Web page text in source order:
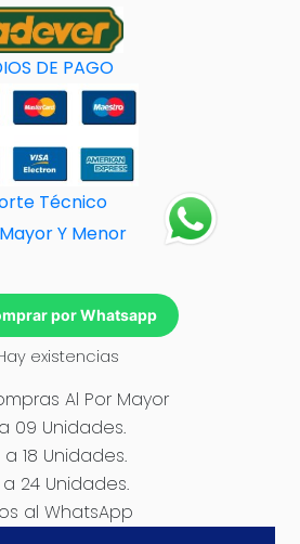
DE PAGO
Técnico
ayor Y Menor
por Whatsapp
existencias
Al Por Mayor
09 Unidades.
a 18 Unidades.
a 24 Unidades.
al WhatsApp